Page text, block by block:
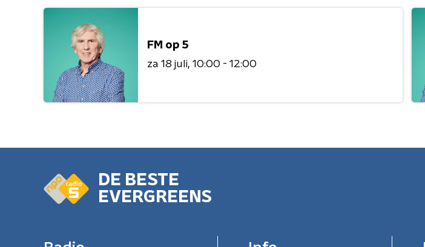
FM op 5
za 18 juli 10:00 - 12:00
DE BESTE
EVERGREENS